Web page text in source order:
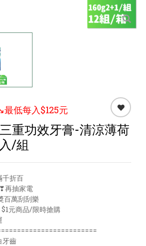
低每入$125元
三重功效牙膏-清涼薄荷
/組
千折百
再抽家電
百萬刮刮樂
元商品/限時搶購
牙齒